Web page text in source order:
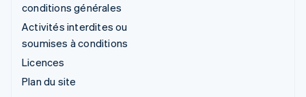
conditions générales
Activités interdites ou
soumises à conditions
Licences
Plan du site